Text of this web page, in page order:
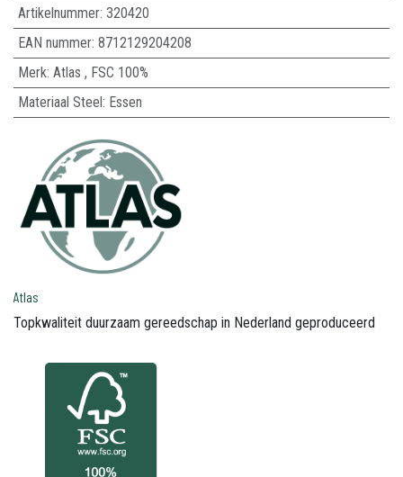
Artikelnummer: 320420
EAN nummer: 8712129204208
Merk: Atlas , FSC 100%
Materiaal Steel: Essen
Atlas
Topkwaliteit duurzaam gereedschap in Nederland geproduceerd